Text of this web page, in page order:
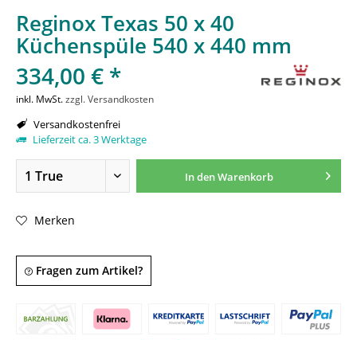
Reginox Texas 50 x 40
Küchenspüle 540 x 440 mm
334,00 € *
inkl. MwSt.zzgl. Versandkosten
Versandkostenfrei
Lieferzeit ca. 3 Werktage
In denWarenkorb
Merken
Fragen zum Artikel?